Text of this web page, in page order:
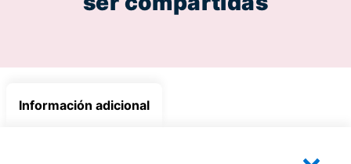
Información adicional